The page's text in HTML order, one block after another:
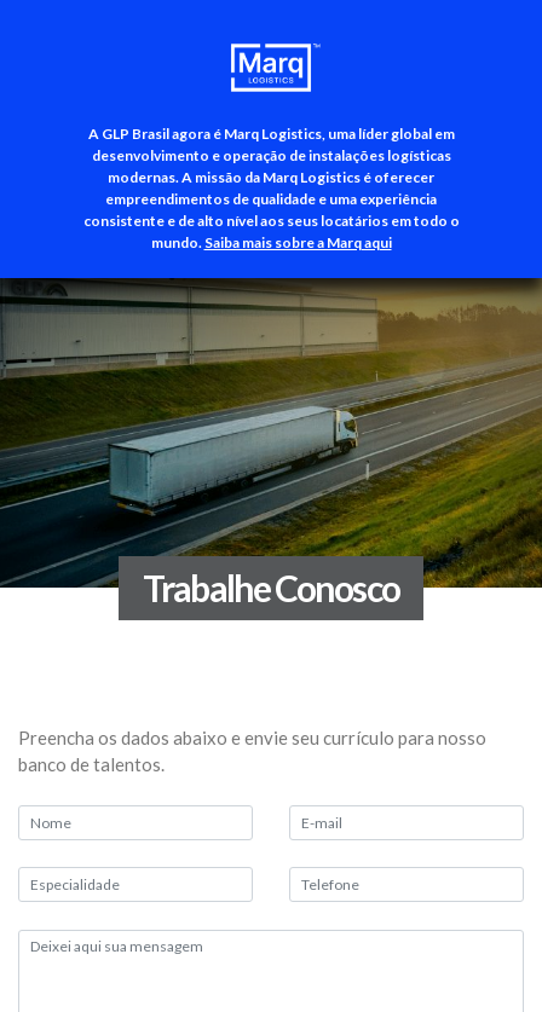
A GLP Brasil agora é Marq Logistics, uma líder global em
desenvolvimento e operação de instalações logísticas
modernas. A missão da Marq Logistics é oferecer
empreendimentos de qualidade e uma experiência
consistente e de alto nível aos seus locatários em todo o
mundo. Saiba mais sobre a Marq aqui
+55 (11) 3500-3700
Trabalhe Conosco
Preencha os dados abaixo e envie seu currículo para nosso
banco de talentos.